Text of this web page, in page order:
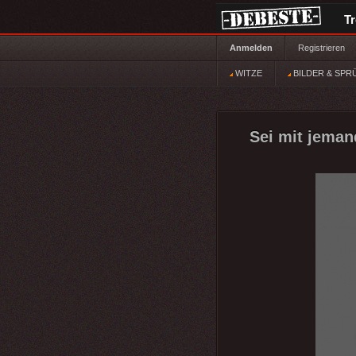
Anmelden Registrieren
WITZE BILDER &
Sei mit